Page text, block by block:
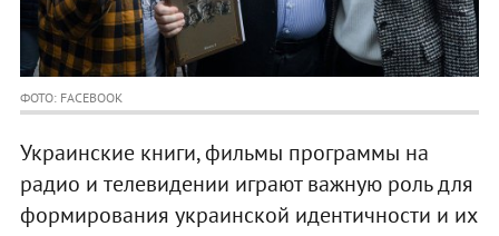
ФОТО: FACEBOOK
Украинские книги, фильмы программы на
радио и телевидении играют важную роль для
формирования украинской идентичности и их